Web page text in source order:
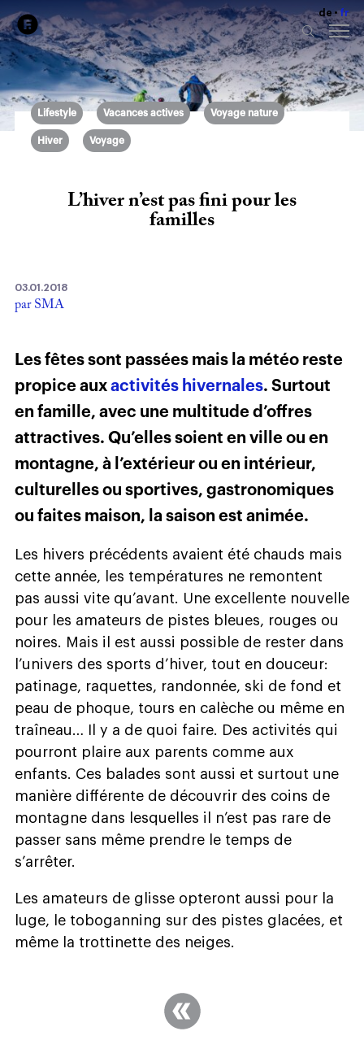
de fr
Lifestyle Vacances actives Voyage nature
Hiver Voyage
L’hiver n’est pas fini pour les
familles
03.01.2018
par SMA
Les fêtes sont passées mais la météo reste
propice aux activités hivernales. Surtout
en famille, avec une multitude d’offres
attractives. Qu’elles soient en ville ou en
montagne, à l’extérieur ou en intérieur,
culturelles ou sportives, gastronomiques
ou faites maison, la saison est animée.
Les hivers précédents avaient été chauds mais
cette année, les températures ne remontent
pas aussi vite qu’avant. Une excellente nouvelle
pour les amateurs de pistes bleues, rouges ou
noires. Mais il est aussi possible de rester dans
l’univers des sports d’hiver, tout en douceur:
patinage, raquettes, randonnée, ski de fond et
peau de phoque, tours en calèche ou même en
traîneau… Il y a de quoi faire. Des activités qui
pourront plaire aux parents comme aux
enfants. Ces balades sont aussi et surtout une
manière différente de découvrir des coins de
montagne dans lesquelles il n’est pas rare de
passer sans même prendre le temps de
s’arrêter.
Les amateurs de glisse opteront aussi pour la
luge, le toboganning sur des pistes glacées, et
même la trottinette des neiges.